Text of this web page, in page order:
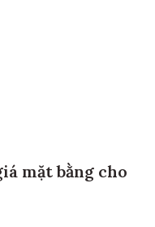
mặt bằng cho